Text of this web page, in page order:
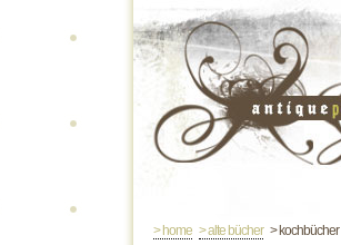
> home > alte bücher> kochbücher